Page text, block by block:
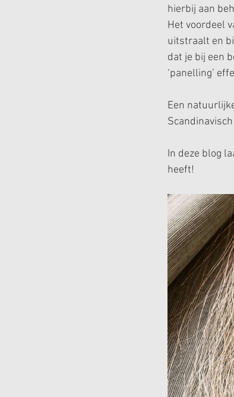
hierbij aan
Het voordeel
uitstraalt en
dat je bij een
‘panelling’
Een
In deze blog
heeft!